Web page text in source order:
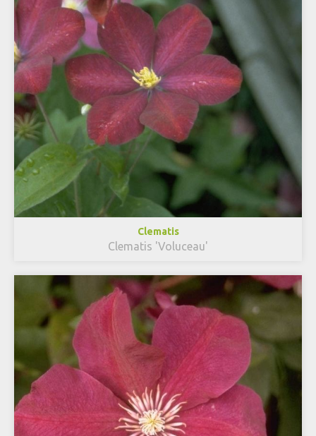
Clematis
Clematis 'Voluceau'